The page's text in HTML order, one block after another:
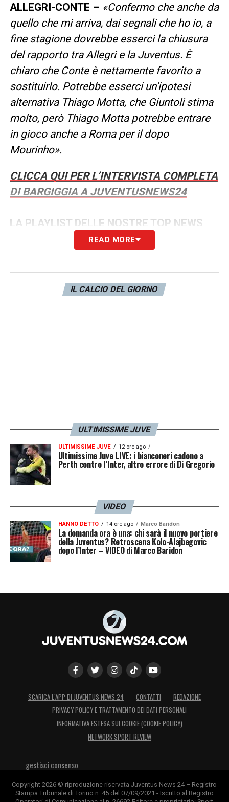
ALLEGRI-CONTE – «Confermo che anche da
quello che mi arriva, dai segnali che ho io, a
fine stagione dovrebbe esserci la chiusura
del rapporto tra Allegri e la Juventus. È
chiaro che Conte è nettamente favorito a
sostituirlo. Potrebbe esserci un’ipotesi
alternativa Thiago Motta, che Giuntoli stima
molto, però Thiago Motta potrebbe entrare
in gioco anche a Roma per il dopo
Mourinho».
CLICCA QUI PER L’INTERVISTA COMPLETA
DI BARGIGGIA A JUVENTUSNEWS24
LA PLAYLIST DELLE NOSTRE TOP NEWS
READ MORE
IL CALCIO DEL GIORNO
ULTIMISSIME JUVE
ULTIMISSIME JUVE 12 ore ago
Ultimissime Juve LIVE: i bianconeri cadono a
Perth contro l’Inter, altro errore di Di Gregorio
VIDEO
HANNO DETTO 14 ore ago Marco Baridon
La domanda ora è una: chi sarà il nuovo portiere
della Juventus? Retroscena Kolo-Alajbegovic
dopo l’Inter – VIDEO di Marco Baridon
SCARICA L’APP DI JUVENTUS NEWS 24 CONTATTI
REDAZIONE
PRIVACY POLICY E TRATTAMENTO DEI DATI PERSONALI
INFORMATIVA ESTESA SUI COOKIE (COOKIE POLICY)
NETWORK SPORT REVIEW
gestisci consenso
Copyright 2026 © riproduzione riservata Juventus News 24 – Registro
Stampa Tribunale di Torino n. 45 del 07/09/2021 - Iscritto al Registro